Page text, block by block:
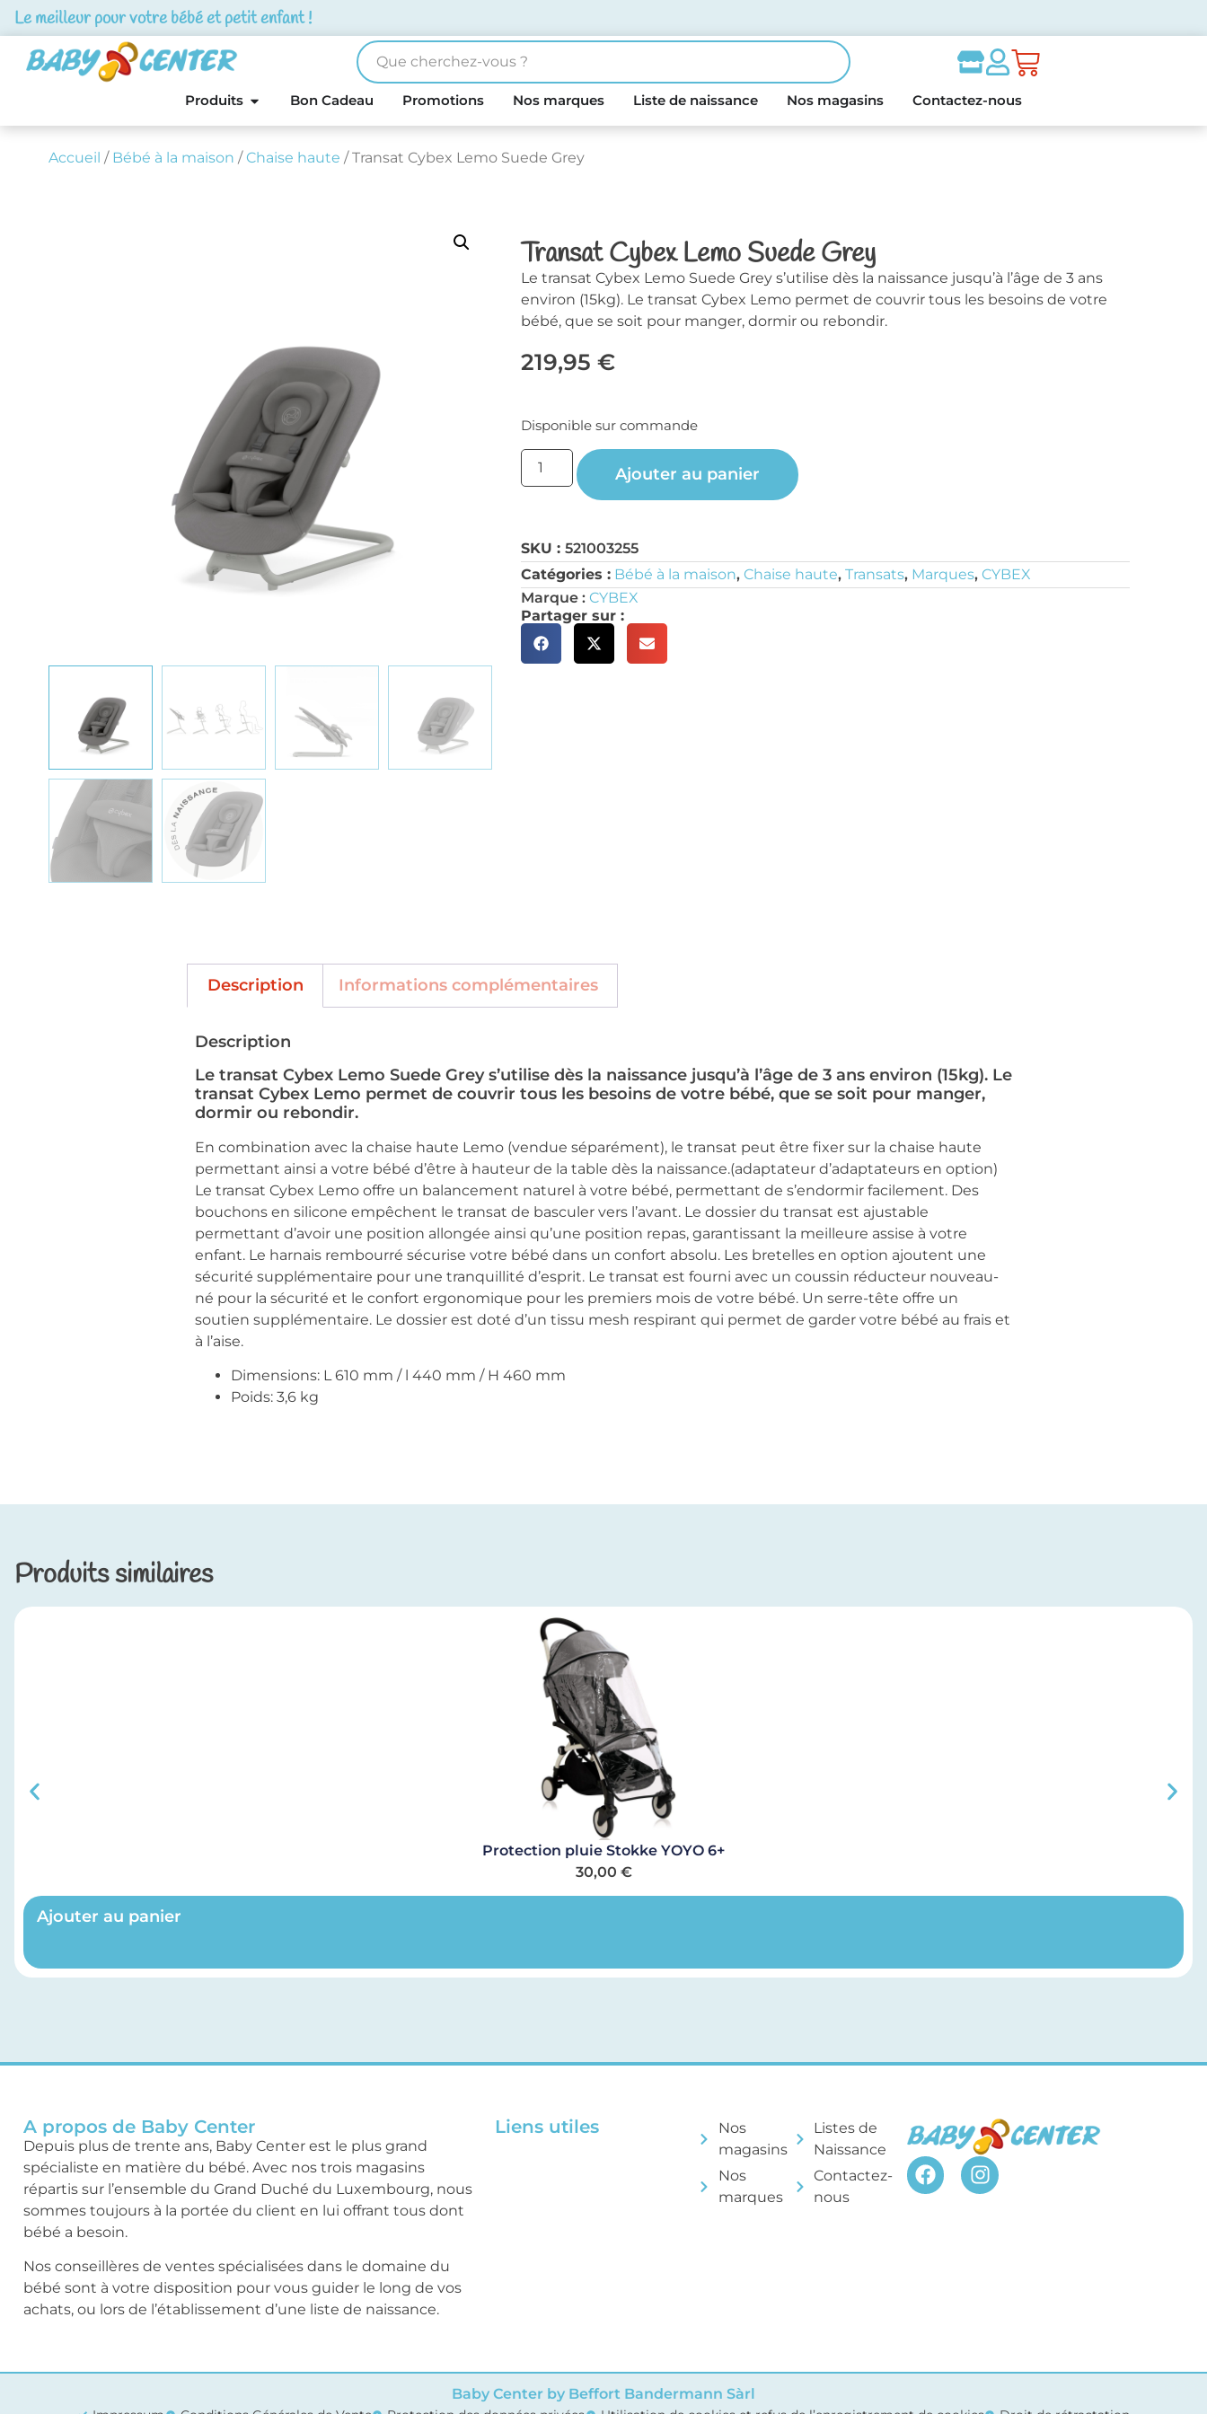
Le meilleur pour votre bébé et petit enfant !
Produits Bon Cadeau Promotions Nos marques Liste de naissance Nos magasins Contactez-nous
Accueil / Bébé à la maison /Chaise haute / Transat Cybex Lemo Suede Grey
Transat Cybex Lemo Suede Grey
Le transat Cybex Lemo Suede Grey s’utilise dès la naissance jusqu’à l’âge de 3 ans
environ (15kg). Le transat Cybex Lemo permet de couvrir tous les besoins de votre
bébé, que se soit pour manger, dormir ou rebondir.
219,95€
Disponible sur commande
Ajouter au panier
SKU :521003255
Catégories : Bébé à la maison,Chaise haute,Transats, Marques,CYBEX
Marque :CYBEX
Partager sur :
Description Informations complémentaires
Description
Le transat Cybex Lemo Suede Grey s’utilise dès la naissance jusqu’à l’âge de 3 ans environ (15kg). Le
transat Cybex Lemo permet de couvrir tous les besoins de votre bébé, que se soit pour manger,
dormir ou rebondir.
En combination avec la chaise haute Lemo (vendue séparément), le transat peut être fixer sur la chaise haute
permettant ainsi a votre bébé d’être à hauteur de la table dès la naissance.(adaptateur d’adaptateurs en option)
Le transat Cybex Lemo offre un balancement naturel à votre bébé, permettant de s’endormir facilement. Des
bouchons en silicone empêchent le transat de basculer vers l’avant. Le dossier du transat est ajustable
permettant d’avoir une position allongée ainsi qu’une position repas, garantissant la meilleure assise à votre
enfant. Le harnais rembourré sécurise votre bébé dans un confort absolu. Les bretelles en option ajoutent une
sécurité supplémentaire pour une tranquillité d’esprit. Le transat est fourni avec un coussin réducteur nouveau-
né pour la sécurité et le confort ergonomique pour les premiers mois de votre bébé. Un serre-tête offre un
soutien supplémentaire. Le dossier est doté d’un tissu mesh respirant qui permet de garder votre bébé au frais et
à l’aise.
Dimensions: L 610 mm / l 440 mm / H 460 mm
Poids: 3,6 kg
Produits similaires
Protection pluie Stokke YOYO 6+
30,00 €
Ajouter au panier
A propos de Baby Center
Depuis plus de trente ans, Baby Center est le plus grand
spécialiste en matière du bébé. Avec nos trois magasins
répartis sur l’ensemble du Grand Duché du Luxembourg, nous
sommes toujours à la portée du client en lui offrant tous dont
bébé a besoin.
Nos conseillères de ventes spécialisées dans le domaine du
bébé sont à votre disposition pour vous guider le long de vos
achats, ou lors de l’établissement d’une liste de naissance.
Liens utiles
Nos
magasins
Nos
marques
Listes de
Naissance
Contactez-
nous
Baby Center by Beffort Bandermann Sàrl